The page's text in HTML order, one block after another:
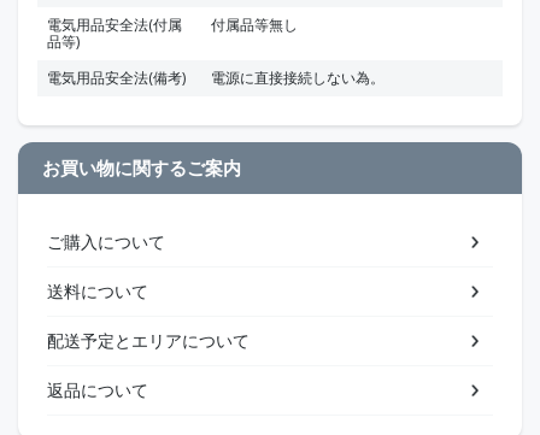
電気用品安全法(付属
品等)
付属品等無し
電気用品安全法(備考) 電源に直接接続しない為。
お買い物に関するご案内
ご購入について
送料について
配送予定とエリアについて
返品について